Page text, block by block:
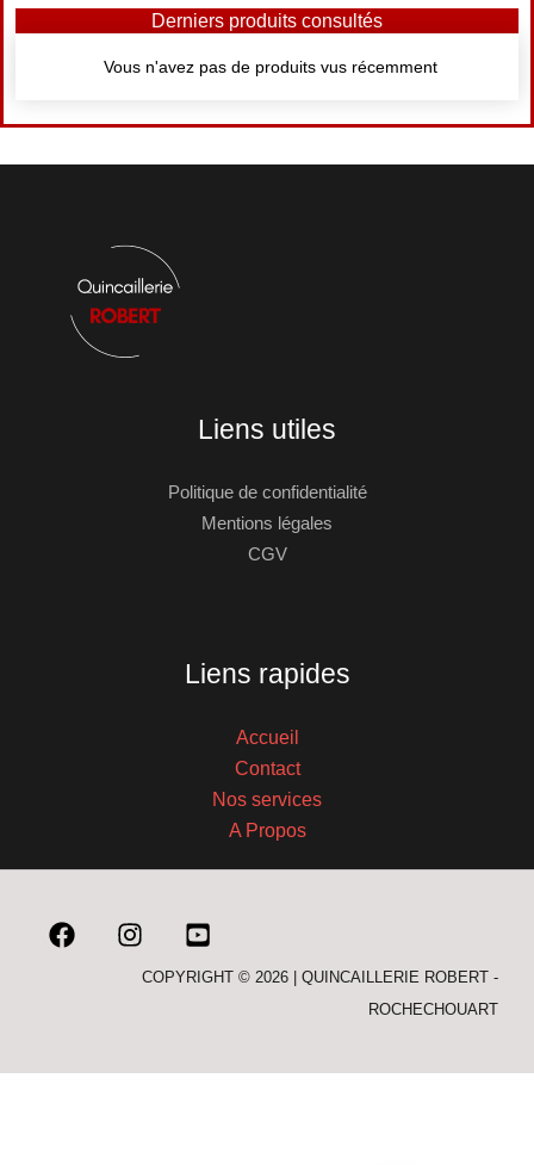
Derniers produits consultés
Vous n'avez pas de produits vus récemment
Liens utiles
Politique de confidentialité
Mentions légales
CGV
Liens rapides
Accueil
Contact
Nos services
A Propos
COPYRIGHT © 2026 | QUINCAILLERIE ROBERT -
ROCHECHOUART